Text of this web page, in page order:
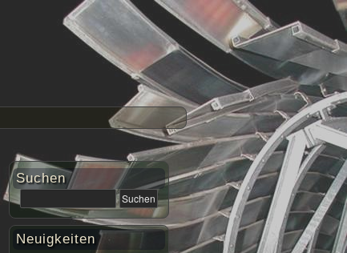
Suchen
Neuigkeiten